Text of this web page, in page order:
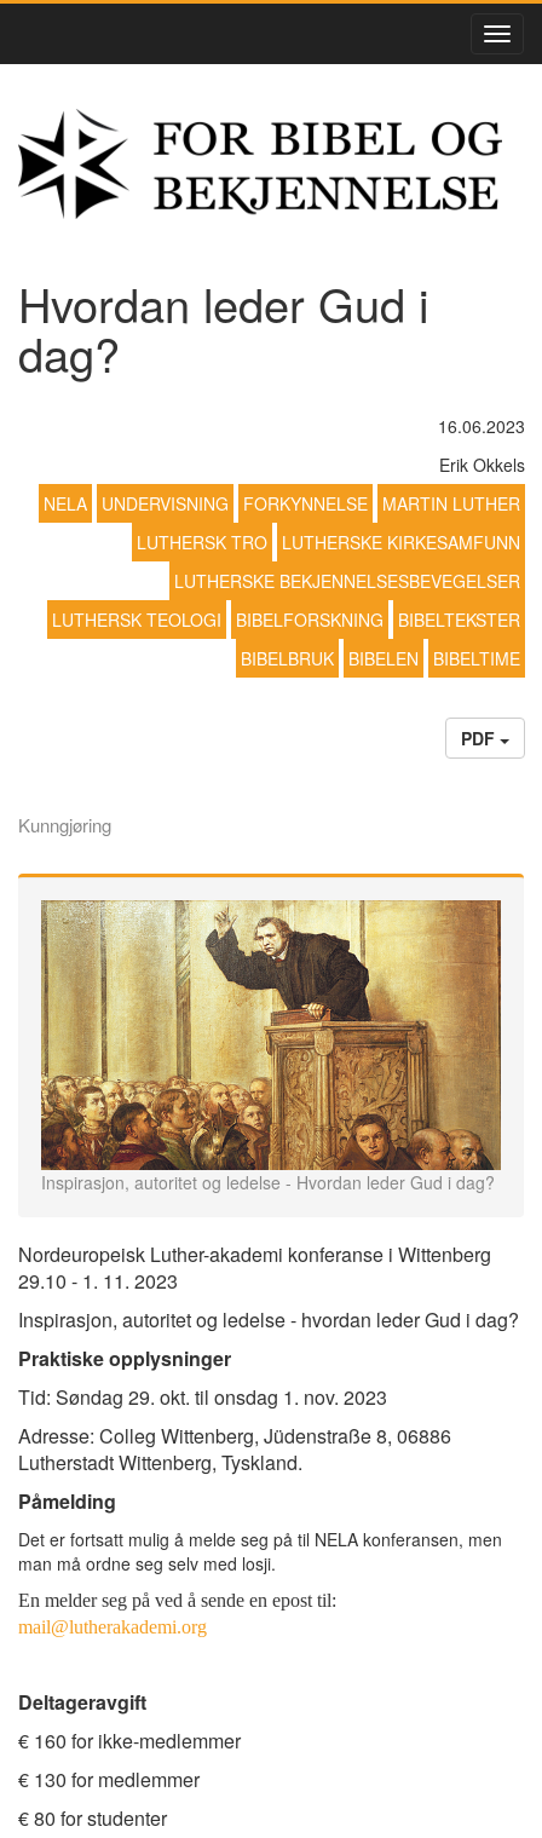
Hvordan leder Gud i
dag?
16.06.2023
Erik Okkels
NELA
UNDERVISNING FORKYNNELSE
MARTIN LUTHER
LUTHERSK TRO
LUTHERSKE KIRKESAMFUNN
LUTHERSKE BEKJENNELSESBEVEGELSER
LUTHERSK TEOLOGI
BIBELFORSKNING
BIBELTEKSTER
BIBELBRUK
BIBELEN BIBELTIME
PDF
Kunngjøring
Inspirasjon, autoritet og ledelse - Hvordan leder Gud i dag?
Nordeuropeisk Luther-akademi konferanse i Wittenberg
29.10 - 1. 11. 2023
Inspirasjon, autoritet og ledelse - hvordan leder Gud i dag?
Praktiske opplysninger
Tid: Søndag 29. okt. til onsdag 1. nov. 2023
Adresse: Colleg Wittenberg, Jüdenstraße 8, 06886
Lutherstadt Wittenberg, Tyskland.
Påmelding
Det er fortsatt mulig å melde seg på til NELA konferansen, men
man må ordne seg selv med losji.
En melder seg på ved å sende en epost til:
mail@lutherakademi.org
Deltageravgift
€ 160 for ikke-medlemmer
€ 130 for medlemmer
€ 80 for studenter